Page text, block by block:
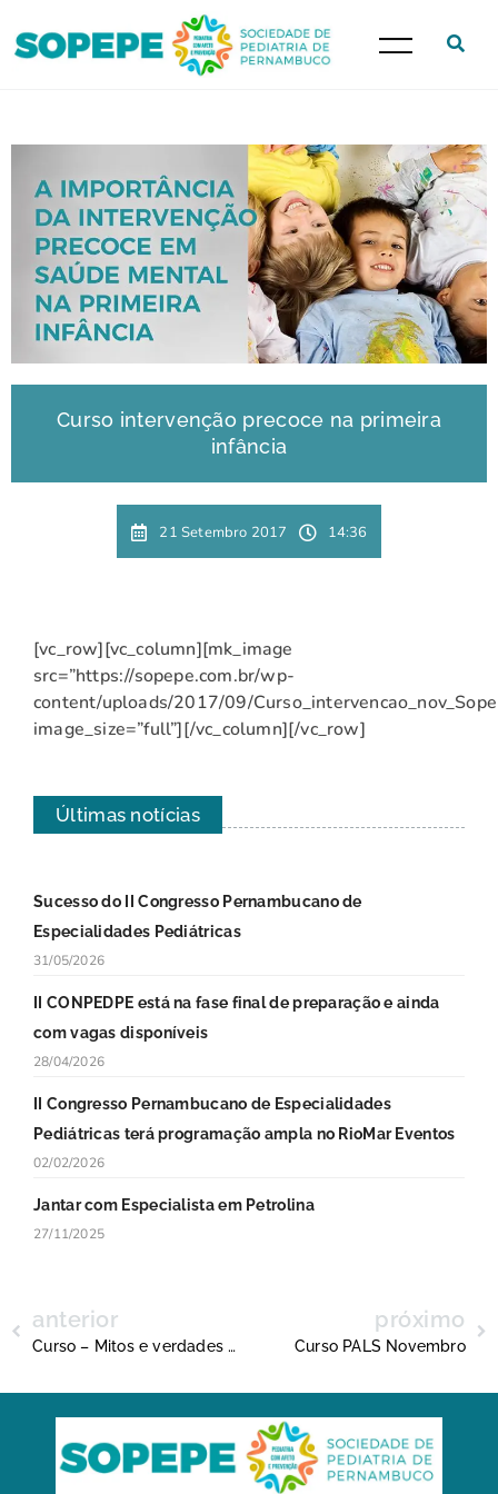
Curso intervenção precoce na primeira
infância
21 Setembro 2017 14:36
[vc_row][vc_column][mk_image
src=”https://sopepe.com.br/wp-
content/uploads/2017/09/
image_size=”full”][/vc_column][/vc_row]
Últimas notícias
Sucesso do II Congresso Pernambucano de
Especialidades Pediátricas
31/05/2026
II CONPEDPE está na fase final de preparação e ainda
com vagas disponíveis
28/04/2026
II Congresso Pernambucano de Especialidades
Pediátricas terá programação ampla no RioMar Eventos
02/02/2026
Jantar com Especialista em Petrolina
27/11/2025
anterior
Curso – Mitos e verdades sobre TDAH e autismo
próximo
Curso PALS Novembro